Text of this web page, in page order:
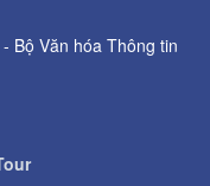
Bộ Văn hóa Thông tin